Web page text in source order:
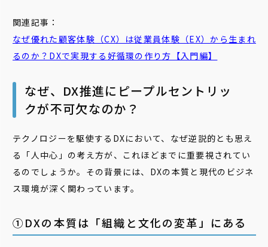
関連記事：
なぜ優れた顧客体験（CX）は従業員体験（EX）から生まれ
るのか？DXで実現する好循環の作り方【入門編】
なぜ、DX推進にピープルセントリッ
クが不可欠なのか？
テクノロジーを駆使するDXにおいて、なぜ逆説的とも思え
る「人中心」の考え方が、これほどまでに重要視されてい
るのでしょうか。その背景には、DXの本質と現代のビジネ
ス環境が深く関わっています。
①DXの本質は「組織と文化の変革」にある